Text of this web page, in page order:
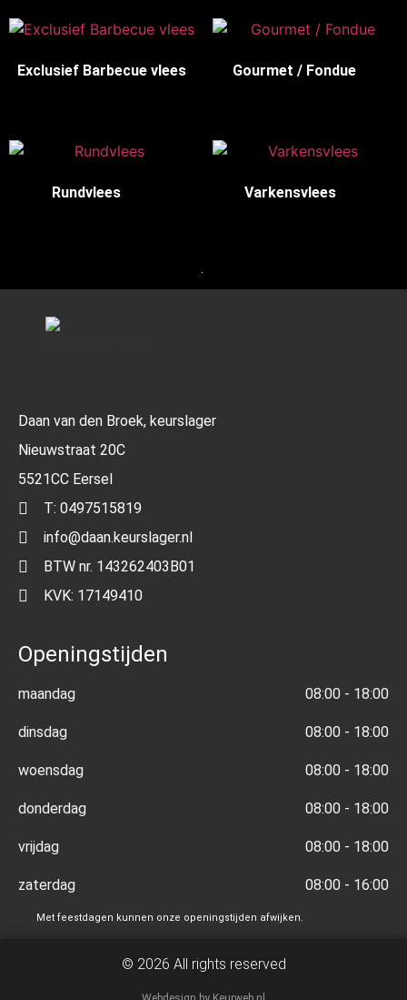
Exclusief Barbecue vlees
Gourmet / Fondue
Rundvlees Varkensvlees
.
Daan van den Broek, keurslager
Nieuwstraat 20C
5521CC Eersel
T: 0497515819
info@daan.keurslager.nl
BTW nr. 143262403B01
KVK: 17149410
Openingstijden
maandag 08:00 - 18:00
dinsdag 08:00 - 18:00
woensdag 08:00 - 18:00
donderdag 08:00 - 18:00
vrijdag 08:00 - 18:00
zaterdag 08:00 - 16:00
Met feestdagen kunnen onze openingstijden afwijken.
© 2026 All rights reserved